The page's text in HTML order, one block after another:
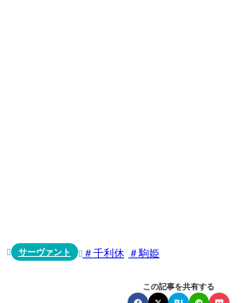
 サーヴァント  千利休 駒姫
この記事を共有する